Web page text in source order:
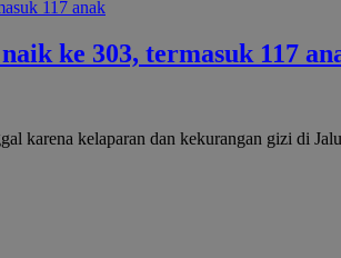
ke 303, termasuk 117
karena kelaparan dan kekurangan gizi di